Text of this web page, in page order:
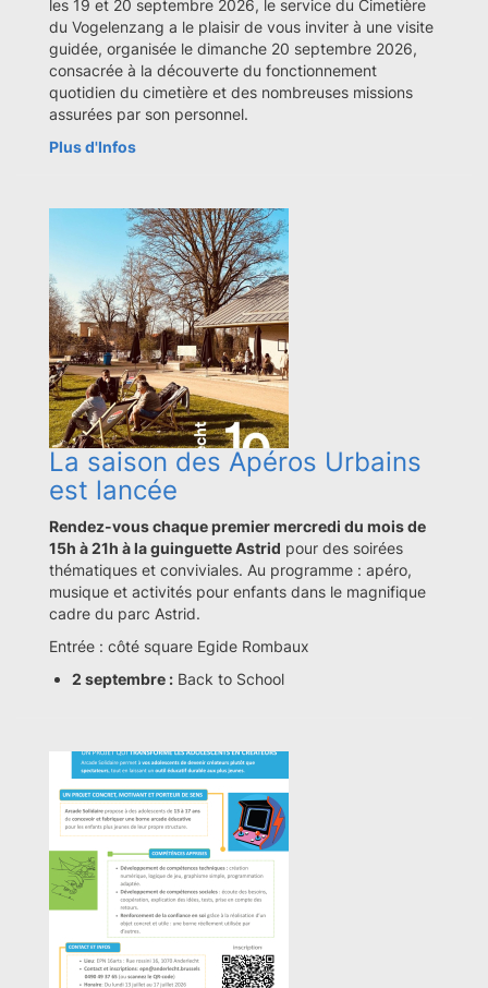
les 19 et 20 septembre 2026, le service du Cimetière
du Vogelenzang a le plaisir de vous inviter à une visite
guidée, organisée le dimanche 20 septembre 2026,
consacrée à la découverte du fonctionnement
quotidien du cimetière et des nombreuses missions
assurées par son personnel.
Plus d'Infos
La saison des Apéros Urbains
est lancée
Rendez-vous chaque premier mercredi du mois de
15h à 21h à la guinguette Astrid pour des soirées
thématiques et conviviales. Au programme : apéro,
musique et activités pour enfants dans le magnifique
cadre du parc Astrid.
Entrée : côté square Egide Rombaux
2 septembre : Back to School